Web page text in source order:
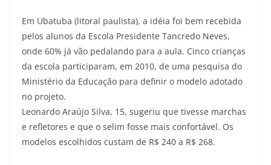
Em Ubatuba (litoral paulista), a idéia foi bem recebida
pelos alunos da Escola Presidente Tancredo Neves,
onde 60% já vão pedalando para a aula. Cinco crianças
da escola participaram, em 2010, de uma pesquisa do
Ministério da Educação para definir o modelo adotado
no projeto.
Leonardo Araújo Silva, 15, sugeriu que tivesse marchas
e refletores e que o selim fosse mais confortável. Os
modelos escolhidos custam de R$ 240 a R$ 268.